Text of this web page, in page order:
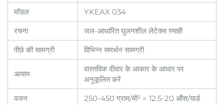
मॉडल
YKEAX 034
रचना
जल-आधारित घुलनशील लेटेक्स स्याही
पीछे की सामग्री
विभिन्न समर्थन सामग्री
आयाम
वास्तविक दीवार के आकार के आधार पर
अनुकूलित करें
वजन
250-450 ग्राम/मी² = 12.5-20 औंस/यार्ड